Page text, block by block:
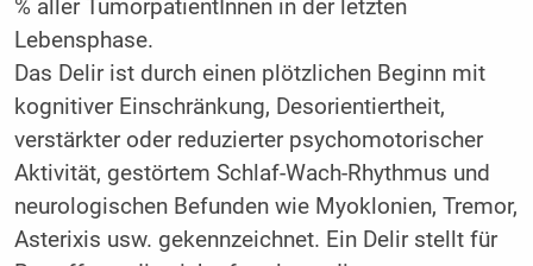
% aller TumorpatientInnen in der letzten
Lebensphase.
Das Delir ist durch einen plötzlichen Beginn mit
kognitiver Einschränkung, Desorientiertheit,
verstärkter oder reduzierter psychomotorischer
Aktivität, gestörtem Schlaf-Wach-Rhythmus und
neurologischen Befunden wie Myoklonien, Tremor,
Asterixis usw. gekennzeichnet. Ein Delir stellt für